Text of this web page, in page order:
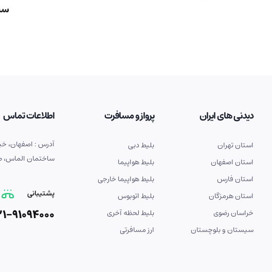
دیدنی های ایران
استان تهران
استان اصفهان
استان فارس
استان هرمزگان
خراسان رضوی
سیستان و بلوچستان
پرواز و مسافرت
بلیط دبی
بلیط هواپیما
بلیط هواپیما خارجی
بلیط اتوبوس
بلیط لحظه آخری
ارز مسافرتی
اطلاعات تماس
ساختمان الماس،
پشتیبانی
91094000